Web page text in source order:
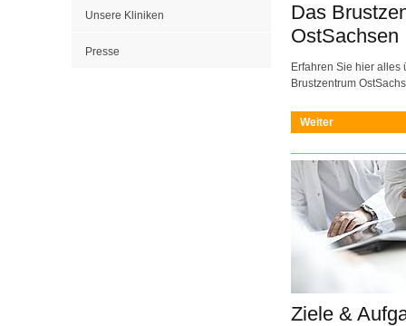
Unsere Kliniken
Presse
Das
OstSachsen
Erfahren Sie hier alles
Brustzentrum
Weiter
Ziele &